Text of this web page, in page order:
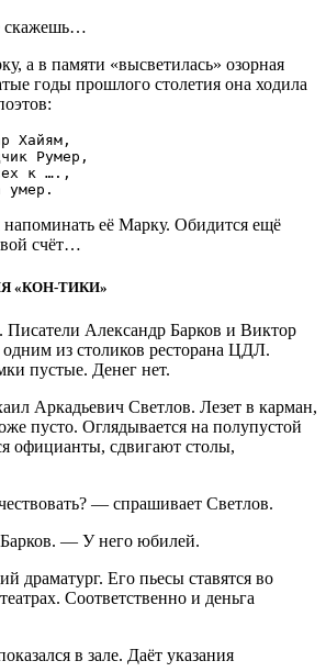
скажешь…
а в памяти «высветилась» озорная
годы прошлого столетия она ходила
Хайям,
Румер,
к ….,
напоминать её Марку. Обидится ещё
счёт…
«КОН-ТИКИ»
Писатели Александр Барков и Виктор
одним из столиков ресторана ЦДЛ.
пустые. Денег нет.
Аркадьевич Светлов. Лезет в карман,
пусто. Оглядывается на полупустой
официанты, сдвигают столы,
— спрашивает Светлов.
— У него юбилей.
драматург. Его пьесы ставятся во
Соответственно и деньга
в зале. Даёт указания